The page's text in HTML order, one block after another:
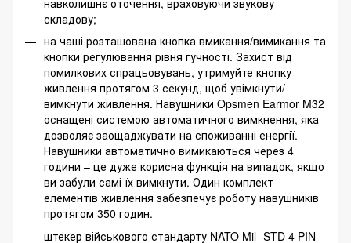
складову;
на чаші розташована кнопка вмикання/вимикання та
кнопки регулювання рівня гучності. Захист від
помилкових спрацьовувань, утримуйте кнопку
живлення протягом 3 секунд, щоб увімкнути/
вимкнути живлення. Навушники Opsmen Earmor M32
оснащені системою автоматичного вимкнення, яка
дозволяє заощаджувати на споживанні енергії.
Навушники автоматично вимикаються через 4
години – це дуже корисна функція на випадок, якщо
ви забули самі їх вимкнути. Один комплект
елементів живлення забезпечує роботу навушників
протягом 350 годин.
штекер військового стандарту NATO Mil -STD 4 PIN